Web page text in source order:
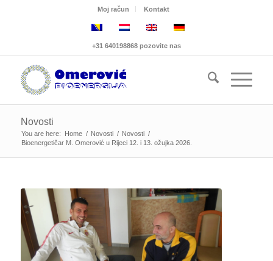
Moj račun Kontakt
+31 640198868 pozovite nas
Novosti
You are here: Home / Novosti / Novosti /
Bioenergetičar M. Omerović u Rijeci 12. i 13. ožujka 2026.